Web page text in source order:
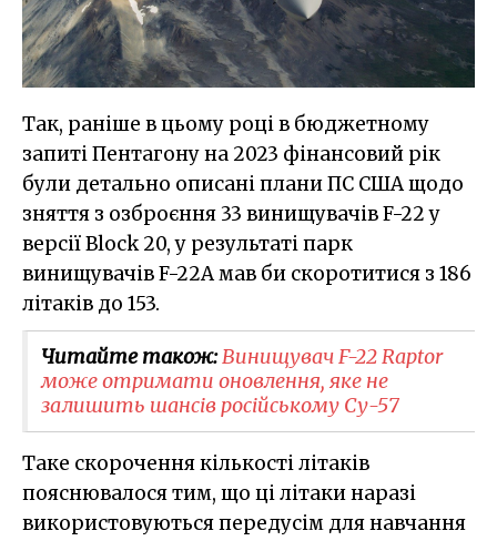
Так, раніше в цьому році в бюджетному
запиті Пентагону на 2023 фінансовий рік
були детально описані плани ПС США щодо
зняття з озброєння 33 винищувачів F-22 у
версії Block 20, у результаті парк
винищувачів F-22А мав би скоротитися з 186
літаків до 153.
Читайте також:Винищувач F-22 Raptor
може отримати оновлення, яке не
залишить шансів російському Су-57
Таке скорочення кількості літаків
пояснювалося тим, що ці літаки наразі
використовуються передусім для навчання